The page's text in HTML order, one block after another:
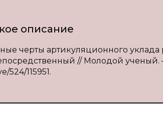
описание
черты артикуляционного уклада
// Молодой
524/115951.